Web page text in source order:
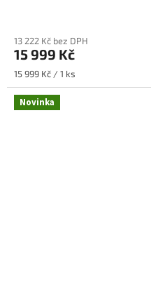
13 222 Kč bez DPH
15 999 Kč
Měrná
cena:
15 999 Kč / 1 ks
Novinka